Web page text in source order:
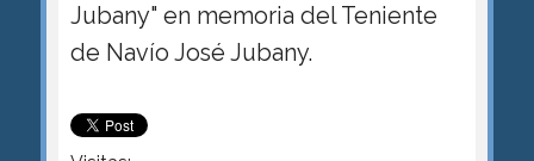
Jubany" en memoria del Teniente
de Navío José Jubany.